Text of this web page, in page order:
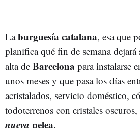
Laburguesía catalana, esa que
planifica qué fin de semana
alta de Barcelona para instalarse
unos meses y que pasa los días
acristalados, servicio doméstico,
todoterrenos con cristales oscuros,
nueva pelea.